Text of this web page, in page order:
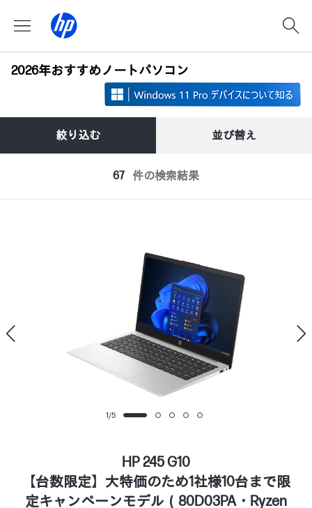
2026年おすすめノートパソコン
絞り込む 並び替え
67 件の検索結果
1/5
HP 245 G10
【台数限定】大特価のため1社様10台まで限
定キャンペーンモデル（80D03PA・Ryzen